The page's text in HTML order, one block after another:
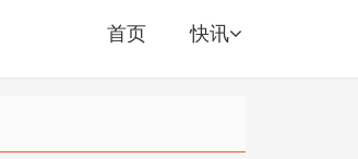
首页 快讯